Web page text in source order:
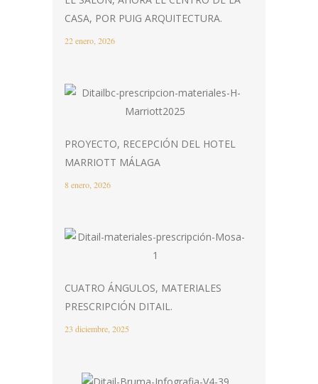
CASA, POR PUIG ARQUITECTURA.
22 enero, 2026
PROYECTO, RECEPCIÓN DEL HOTEL
MARRIOTT MÁLAGA
8 enero, 2026
CUATRO ÁNGULOS, MATERIALES
PRESCRIPCIÓN DITAIL.
23 diciembre, 2025